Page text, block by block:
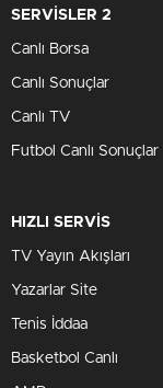
SERVİSLER 2
Canlı Borsa
Canlı Sonuçlar
Canlı TV
Futbol Canlı Sonuçlar
HIZLI SERVİS
TV Yayın Akışları
Yazarlar Site
Tenis İddaa
Basketbol Canlı